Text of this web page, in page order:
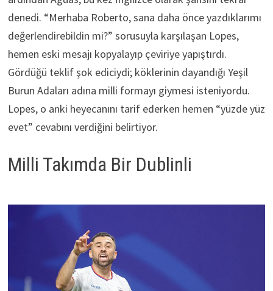
denedi. “Merhaba Roberto, sana daha önce yazdıklarımı
değerlendirebildin mi?” sorusuyla karşılaşan Lopes,
hemen eski mesajı kopyalayıp çeviriye yapıştırdı.
Gördüğü teklif şok ediciydi; köklerinin dayandığı Yeşil
Burun Adaları adına milli formayı giymesi isteniyordu.
Lopes, o anki heyecanını tarif ederken hemen “yüzde yüz
evet” cevabını verdiğini belirtiyor.
Milli Takımda Bir Dublinli